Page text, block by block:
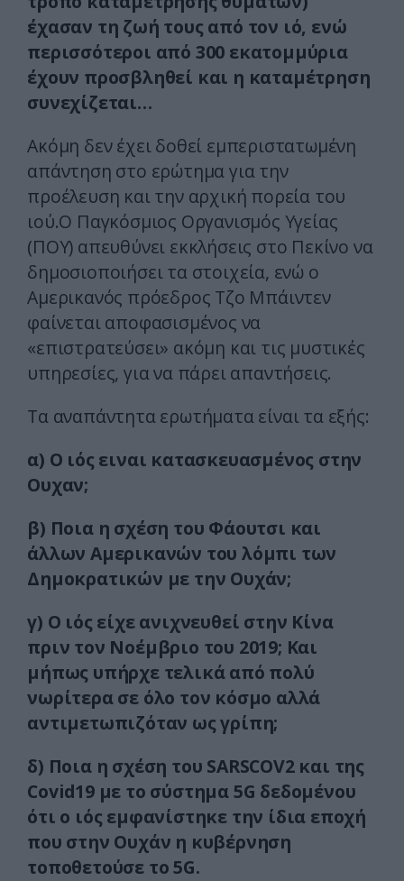
έχασαν τη ζωή τους από τον ιό, ενώ
περισσότεροι από 300 εκατομμύρια
έχουν προσβληθεί και η καταμέτρηση
συνεχίζεται…
Ακόμη δεν έχει δοθεί εμπεριστατωμένη
απάντηση στο ερώτημα για την
προέλευση και την αρχική πορεία του
ιού.Ο Παγκόσμιος Οργανισμός Υγείας
(ΠΟΥ) απευθύνει εκκλήσεις στο Πεκίνο να
δημοσιοποιήσει τα στοιχεία, ενώ ο
Αμερικανός πρόεδρος Τζο Μπάιντεν
φαίνεται αποφασισμένος να
«επιστρατεύσει» ακόμη και τις μυστικές
υπηρεσίες, για να πάρει απαντήσεις.
Τα αναπάντητα ερωτήματα είναι τα εξής:
α) Ο ιός ειναι κατασκευασμένος στην
Ουχαν;
β) Ποια η σχέση του Φάουτσι και
άλλων Αμερικανών του λόμπι των
Δημοκρατικών με την Ουχάν;
γ) Ο ιός είχε ανιχνευθεί στην Κίνα
πριν τον Νοέμβριο του 2019; Και
μήπως υπήρχε τελικά από πολύ
νωρίτερα σε όλο τον κόσμο αλλά
αντιμετωπιζόταν ως γρίπη;
δ) Ποια η σχέση του SARSCOV2 και της
Covid19 με το σύστημα 5G δεδομένου
ότι ο ιός εμφανίστηκε την ίδια εποχή
που στην Ουχάν η κυβέρνηση
τοποθετούσε το 5G.